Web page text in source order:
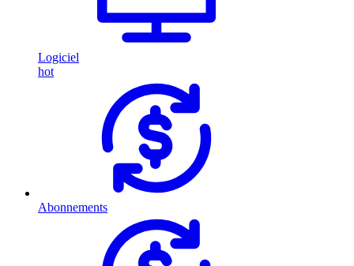
Logiciel
hot
Abonnements